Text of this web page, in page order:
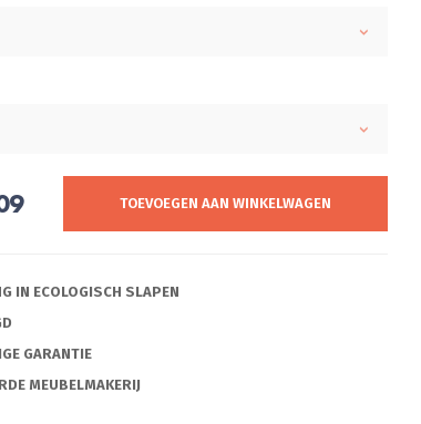
TOEVOEGEN AAN WINKELWAGEN
IN ECOLOGISCH SLAPEN
GARANTIE
MEUBELMAKERIJ